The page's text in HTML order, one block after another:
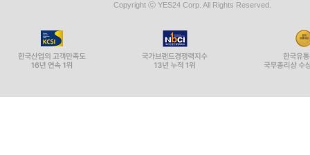
Copyright ⓒ YES24 Corp. All Rights Reserved.